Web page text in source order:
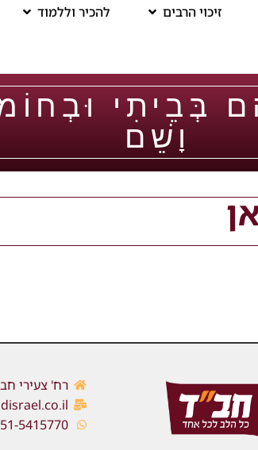
זיכוי הרבים להכיר וללמוד
בְּבֵיתִי
וָשֵׁם
רח' צעירי חב"ד 1, כפר
5415770